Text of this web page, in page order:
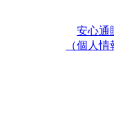
安心通
（個人